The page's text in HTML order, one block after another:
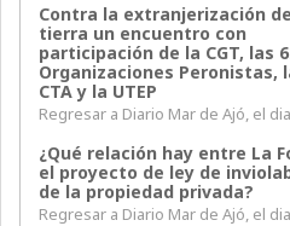
Contra la extranjerización
tierra un encuentro con
participación de la CGT, las
Organizaciones Peronistas,
CTA y la UTEP
Regresar a Diario Mar de Ajó, el
¿Qué relación hay entre La
el proyecto de ley de
de la propiedad privada?
Regresar a Diario Mar de Ajó, el